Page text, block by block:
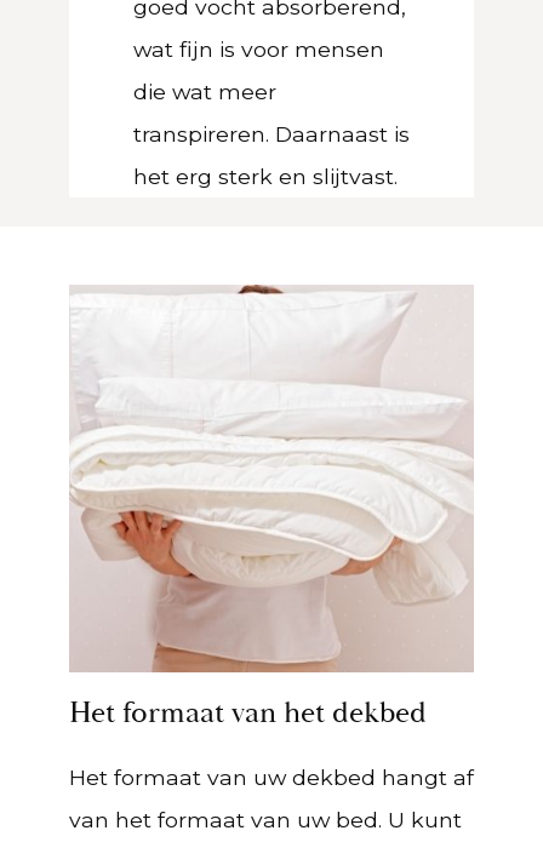
goed vocht absorberend,
wat fijn is voor mensen
die wat meer
transpireren. Daarnaast is
het erg sterk en slijtvast.
Het formaat van het dekbed
Het formaat van uw dekbed hangt af
van het formaat van uw bed. U kunt